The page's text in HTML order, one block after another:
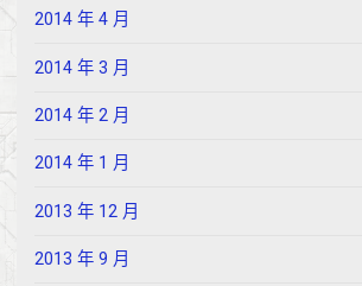
2014 年 4 月
2014 年 3 月
2014 年 2 月
2014 年 1 月
2013 年 12 月
2013 年 9 月